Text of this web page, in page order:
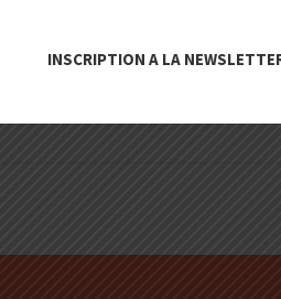
INSCRIPTION A LA